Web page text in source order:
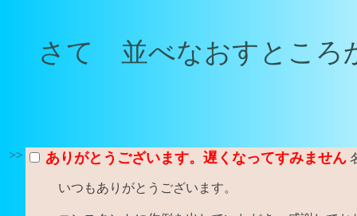
さて 並べなおすところ
>> ありがとうございます。遅くなってすみません
いつもありがとうございます。